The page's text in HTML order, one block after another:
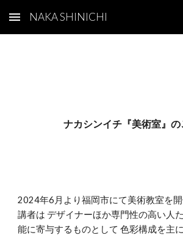
Skip to main content
NAKA SHINICHI
ナカシンイチ『美術室』の
2024年6月より福岡市にて美術教室を
講者は デザイナーほか専門性の高い人
能に寄与するものとして 色彩構成を主